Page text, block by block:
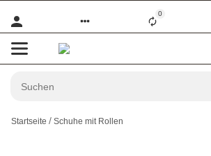
0
Startseite Schuhe mit Rollen